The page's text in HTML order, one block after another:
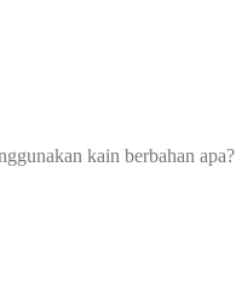
kain berbahan apa?